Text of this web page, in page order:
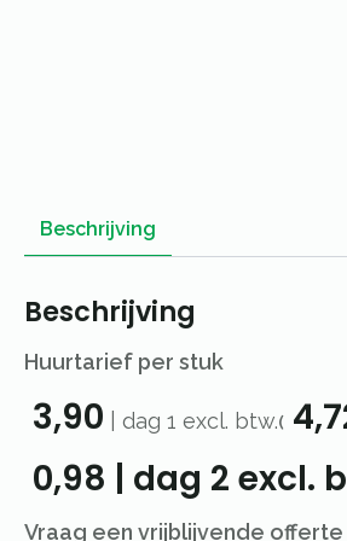
Beschrijving
Beschrijving
Huurtarief per stuk
3,90 dag 1 excl. btw.(
0,98 | dag 2 excl.
Vraag een vrijblijvende